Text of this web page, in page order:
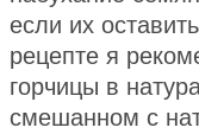
если их
рецепте я
горчицы в
смешанном с